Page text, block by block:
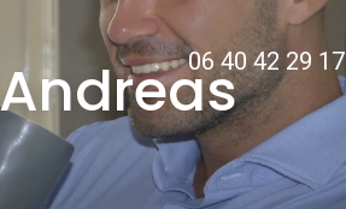
06 40 42 29 17